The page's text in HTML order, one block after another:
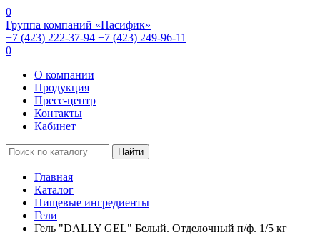
0
Группа компаний «Пасифик»
+7 (423) 222-37-94 +7 (423) 249-96-11
0
О компании
Продукция
Пресс-центр
Контакты
Кабинет
Найти
Главная
Каталог
Пищевые ингредиенты
Гели
Гель "DALLY GEL" Белый. Отделочный п/ф. 1/5 кг